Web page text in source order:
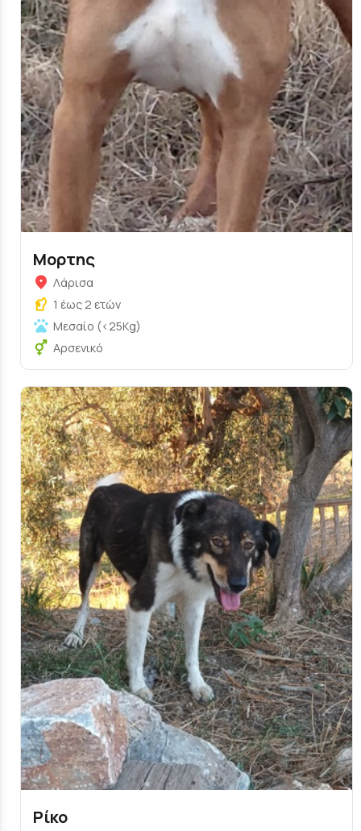
Μορτης
Λάρισα
1 έως 2 ετών
Μεσαίο (<25Kg)
Αρσενικό
Ρίκο